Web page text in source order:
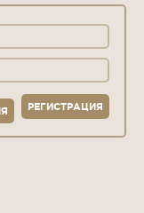
РЕГИСТРАЦИЯ